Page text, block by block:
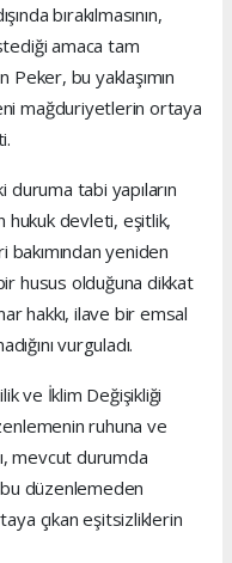
bırakılmasının,
amaca tam
bu yaklaşımın
mağduriyetlerin ortaya
duruma tabi yapıların
hukuk devleti, eşitlik,
yeniden
husus olduğuna dikkat
hakkı, ilave bir emsal
vurguladı.
ve İklim Değişikliği
ruhuna ve
mevcut durumda
bu düzenlemeden
çıkan eşitsizliklerin